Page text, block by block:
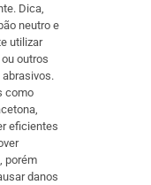
Dica,
neutro e
utilizar
outros
como
eficientes
porém
danos